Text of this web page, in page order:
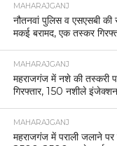
MAHARAJGANJ
नौतनवां पुलिस व एसएसबी की
मकई बरामद, एक तस्कर
MAHARAJGANJ
महराजगंज में नशे की तस्करी
गिरफ्तार, 150 नशीले
MAHARAJGANJ
महराजगंज में पराली जलाने